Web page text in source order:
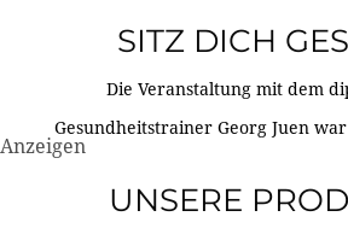
SITZ DICH
Die Veranstaltung mit dem
Gesundheitstrainer Georg Juen
Anzeigen
UNSERE